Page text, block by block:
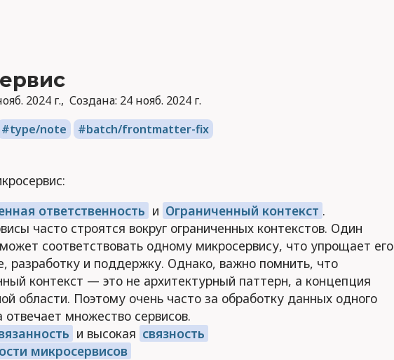
2024 г. Создана: 24 нояб. 2024 г.
type/note
batch/frontmatter-fix
ответственность и Ограниченный контекст .
часто строятся вокруг ограниченных контекстов. Один
соответствовать одному микросервису, что упрощает его
разработку и поддержку. Однако, важно помнить, что
контекст — это не архитектурный паттерн, а концепция
области. Поэтому очень часто за обработку данных одного
отвечает множество сервисов.
и высокая связность
микросервисов